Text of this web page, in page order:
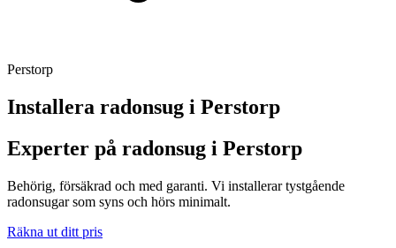
Perstorp
Installera radonsug i Perstorp
Experter på radonsug i Perstorp
Behörig, försäkrad och med garanti. Vi installerar tystgående
radonsugar som syns och hörs minimalt.
Räkna ut ditt pris